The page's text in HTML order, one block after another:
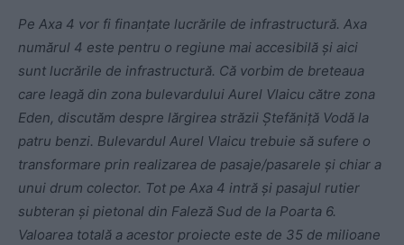
Pe Axa 4 vor fi finanțate lucrările de infrastructură. Axa
numărul 4 este pentru o regiune mai accesibilă și aici
sunt lucrările de infrastructură. Că vorbim de breteaua
care leagă din zona bulevardului Aurel Vlaicu către zona
Eden, discutăm despre lărgirea străzii Ștefăniță Vodă la
patru benzi. Bulevardul Aurel Vlaicu trebuie să sufere o
transformare prin realizarea de pasaje/pasarele și chiar a
unui drum colector. Tot pe Axa 4 intră și pasajul rutier
subteran și pietonal din Faleză Sud de la Poarta 6.
Valoarea totală a acestor proiecte este de 35 de milioane